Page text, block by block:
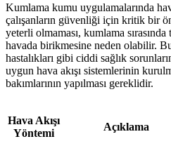
Kumlama kumu uygulamalarında
çalışanların güvenliği için kritik bir
yeterli olmaması, kumlama
havada birikmesine neden olabilir.
hastalıkları gibi ciddi sağlık
uygun hava akışı sistemlerinin
bakımlarının yapılması gereklidir.
Hava Akışı
Yöntemi
Açıklama